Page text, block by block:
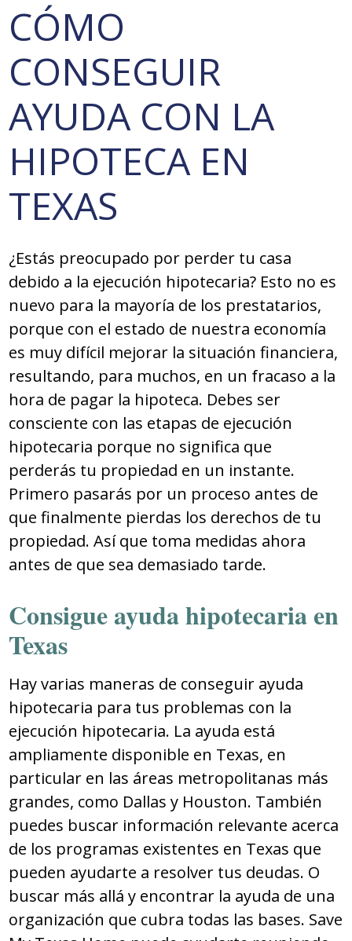
CÓMO
CONSEGUIR
AYUDA CON LA
HIPOTECA EN
TEXAS
¿Estás preocupado por perder tu casa
debido a la ejecución hipotecaria? Esto no es
nuevo para la mayoría de los prestatarios,
porque con el estado de nuestra economía
es muy difícil mejorar la situación financiera,
resultando, para muchos, en un fracaso a la
hora de pagar la hipoteca. Debes ser
consciente con las etapas de ejecución
hipotecaria porque no significa que
perderás tu propiedad en un instante.
Primero pasarás por un proceso antes de
que finalmente pierdas los derechos de tu
propiedad. Así que toma medidas ahora
antes de que sea demasiado tarde.
Consigue ayuda hipotecaria en
Texas
Hay varias maneras de conseguir ayuda
hipotecaria para tus problemas con la
ejecución hipotecaria. La ayuda está
ampliamente disponible en Texas, en
particular en las áreas metropolitanas más
grandes, como Dallas y Houston. También
puedes buscar información relevante acerca
de los programas existentes en Texas que
pueden ayudarte a resolver tus deudas. O
buscar más allá y encontrar la ayuda de una
organización que cubra todas las bases. Save